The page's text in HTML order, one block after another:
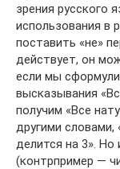
зрения русского
использования в
поставить «не»
действует, он
если мы
высказывания
получим «Все
другими словами,
делится на 3».
(контрпример —